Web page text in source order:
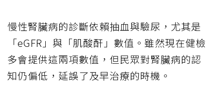
慢性腎臟病的診斷依賴抽血與驗尿，尤其是
「eGFR」與「肌酸酐」數值。雖然現在健檢
多會提供這兩項數值，但民眾對腎臟病的認
知仍偏低，延誤了及早治療的時機。